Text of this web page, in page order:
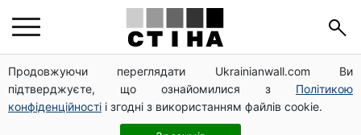
Продовжуючи переглядати Ukrainianwall.com Ви
підтверджуєте, що ознайомилися з Політикою
конфіденційності і згодні з використанням файлів cookie.
січень